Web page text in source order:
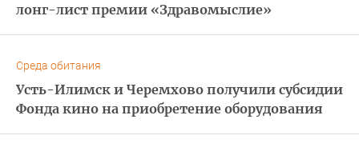
лонг-лист премии «Здравомыслие»
Среда обитания
Усть-Илимск и Черемхово получили субсидии
Фонда кино на приобретение оборудования